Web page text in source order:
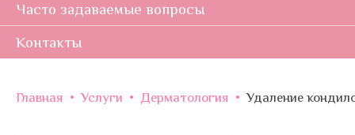
Часто задаваемые вопросы
Контакты
Главная •Услуги • Дерматология •Удаление